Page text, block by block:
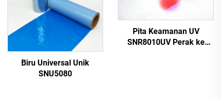
Biru Universal Unik
SNU5080
Pita Keamanan UV
SNR8010UV Perak ke